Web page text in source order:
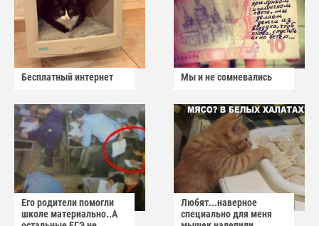
Бесплатный интернет Мы и не сомневались
Его родители помогли
школе материально..А
Любят...наверное
специально для меня